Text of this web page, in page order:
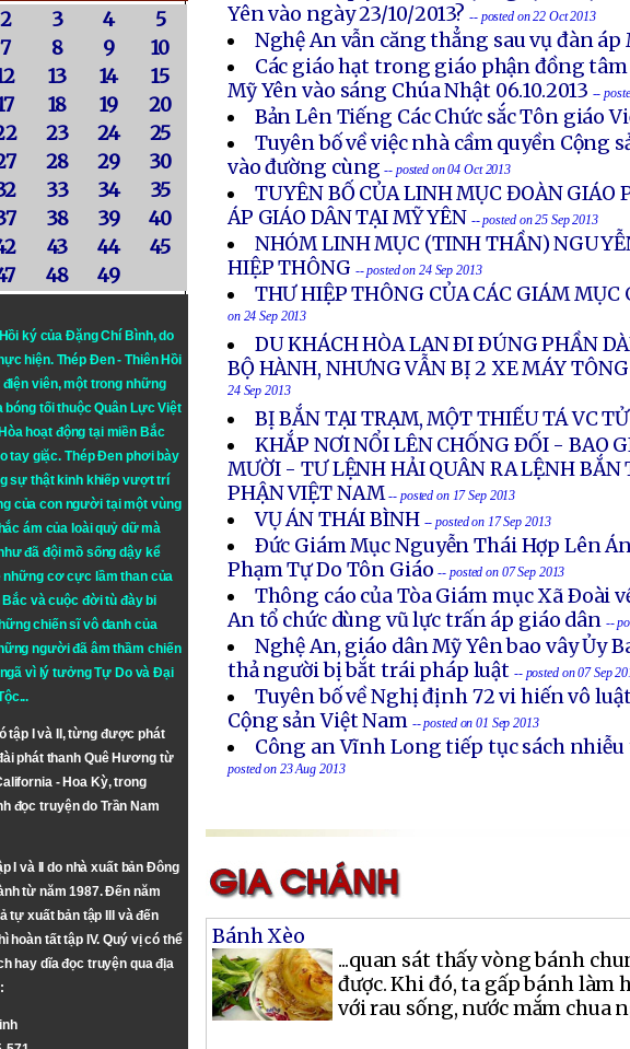
2 3 4
5
7 8 9
10
13 14
15
18 19
20
23 24
25
28 29
30
33 34
35
38 39
40
43 44
45
48 49
ký của Đặng Chí Bình, do
hiện. Thép Đen- Thiên Hồi
điện viên, một trong những
bóng tối thuộc Quân Lực Việt
hoạt động tại miền Bắc
tay giặc. Thép Đen phơi bày
sự thật kinh khiếp vượt trí
của con người tại một vùng
ám của loài quỷ dữ mà
đã đội mồ sống dậy kể
những cơ cực lầm than của
Bắc và cuộc đời tù đày bi
chiến sĩ vô danh của
người đã âm thầm chiến
vì lý tưởngTự DovàĐại
...
tập I và II, từng được phát
phát thanh Quê Hương từ
- Hoa Kỳ, trong
đọc truyện do Trần Nam
I và II do nhà xuất bản Đông
từ năm 1987. Đến năm
tự xuất bản tập III và đến
hoàn tất tập IV. Quý vị có thể
hay dĩa đọc truyện qua địa
Yên vào ngày 23/10/2013?-- posted on 22 Oct 2013
Nghệ An vẫn căng thẳng sau vụ đàn áp
Các giáo hạt trong giáo phận đồng
Mỹ Yên vào sáng Chúa Nhật 06.10.2013 --
Bản Lên Tiếng Các Chức sắc Tôn giáo
Tuyên bố về việc nhà cầm quyền Cộng
vào đường cùng -- posted on 04 Oct 2013
TUYÊN BỐ CỦA LINH MỤC ĐOÀN GIÁO
ÁP GIÁO DÂN TẠI MỸ YÊN -- posted on 25 Sep 2013
NHÓM LINH MỤC (TINH THẦN)
HIỆP THÔNG -- posted on 24 Sep 2013
THƯ HIỆP THÔNG CỦA CÁC GIÁM MỤC
on 24 Sep 2013
DU KHÁCH HÒA LAN ÐI ÐÚNG PHẦN
BỘ HÀNH, NHƯNG VẪN BỊ 2 XE MÁY
24 Sep 2013
BỊ BẮN TẠI TRẠM, MỘT THIẾU TÁ VC
KHẮP NƠI NỔI LÊN CHỐNG ÐỐI - BAO
MƯỜI - TƯ LỆNH HẢI QUÂN RA LỆNH BẮN
PHẬN VIỆT NAM-- posted on 17 Sep 2013
VỤ ÁN THÁI BÌNH -- posted on 17 Sep 2013
Ðức Giám Mục Nguyễn Thái Hợp Lên
Phạm Tự Do Tôn Giáo -- posted on 07 Sep 2013
Thông cáo của Tòa Giám mục Xã Ðoài
An tổ chức dùng vũ lực trấn áp giáo dân --
Nghệ An, giáo dân Mỹ Yên bao vây Ủy
thả người bị bắt trái pháp luật -- posted on 07 Sep
Tuyên bố về Nghị định 72 vi hiến vô
Cộng sản Việt Nam -- posted on 01 Sep 2013
Công an Vĩnh Long tiếp tục sách
posted on 23 Aug 2013
Bánh Xèo
...quan sát thấy vòng bánh
được. Khi đó, ta gấp bánh làm
với rau sống, nước mắm chua